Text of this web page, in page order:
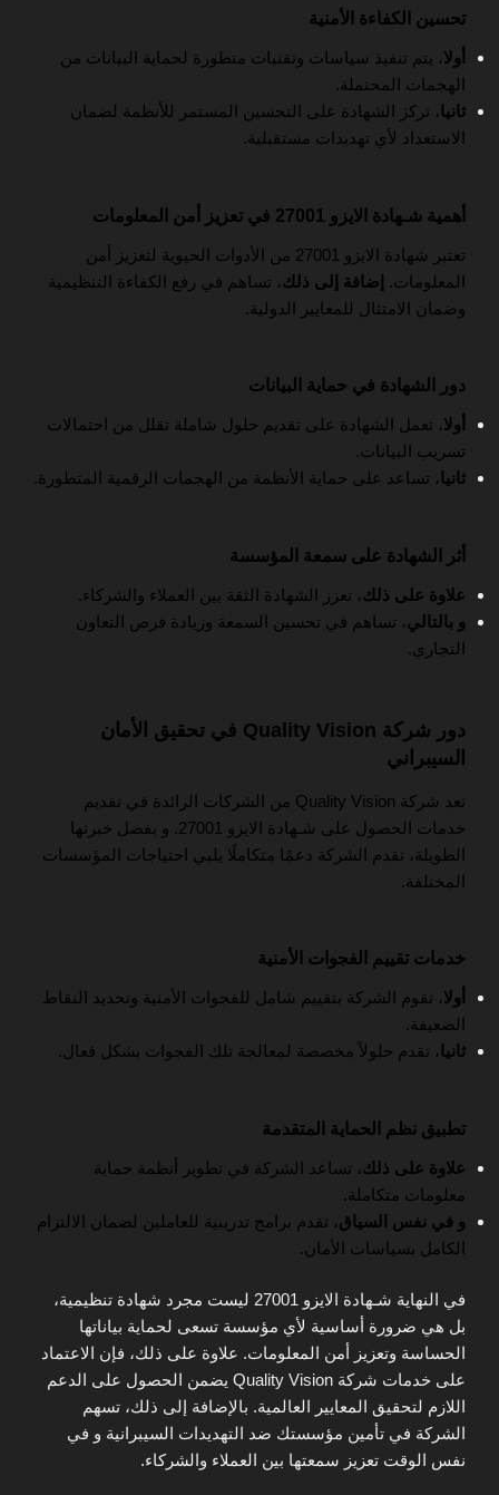
تحسين الكفاءة الأمنية
أولا، يتم تنفيذ سياسات وتقنيات متطورة لحماية البيانات من
الهجمات المحتملة.
ثانيا ، تركز الشهادة على التحسين المستمر للأنظمة لضمان
الاستعداد لأي تهديدات مستقبلية.
أهمية شـهادة الايزو 27001 في تعزيز أمن المعلومات
تعتبر شهادة الايزو 27001 من الأدوات الحيوية لتعزيز أمن
المعلومات.
إضافة إلى ذلك، تساهم في رفع الكفاءة التنظيمية
وضمان الامتثال للمعايير الدولية.
دور الشهادة في حماية البيانات
أولا، تعمل الشهادة على تقديم حلول شاملة تقلل من احتمالات
تسريب البيانات.
ثانيا ، تساعد على حماية الأنظمة من الهجمات الرقمية المتطورة.
أثر الشهادة على سمعة المؤسسة
علاوة على ذلك، تعزز الشهادة الثقة بين العملاء والشركاء.
و بالتالي، تساهم في تحسين السمعة وزيادة فرص التعاون
التجاري.
دور شركة Quality Vision في تحقيق الأمان
السيبراني
تعد شركة Quality Vision من الشركات الرائدة في تقديم
خدمات الحصول على شـهادة الايزو 27001. و بفضل خبرتها
الطويلة، تقدم الشركة دعمًا متكاملًا يلبي احتياجات المؤسسات
المختلفة.
خدمات تقييم الفجوات الأمنية
أولا، تقوم الشركة بتقييم شامل للفجوات الأمنية وتحديد النقاط
الضعيفة.
ثانيا ، تقدم حلولاً مخصصة لمعالجة تلك الفجوات بشكل فعال.
تطبيق نظم الحماية المتقدمة
علاوة على ذلك، تساعد الشركة في تطوير أنظمة حماية
معلومات متكاملة.
و في نفس السياق، تقدم برامج تدريبية للعاملين لضمان الالتزام
الكامل بسياسات الأمان.
في النهاية شـهادة الايزو 27001 ليست مجرد شهادة تنظيمية،
بل هي ضرورة أساسية لأي مؤسسة تسعى لحماية بياناتها
الحساسة وتعزيز أمن المعلومات. علاوة على ذلك، فإن الاعتماد
على خدمات شركة Quality Vision يضمن الحصول على الدعم
اللازم لتحقيق المعايير العالمية. بالإضافة إلى ذلك، تسهم
الشركة في تأمين مؤسستك ضد التهديدات السيبرانية و في
نفس الوقت تعزيز سمعتها بين العملاء والشركاء.